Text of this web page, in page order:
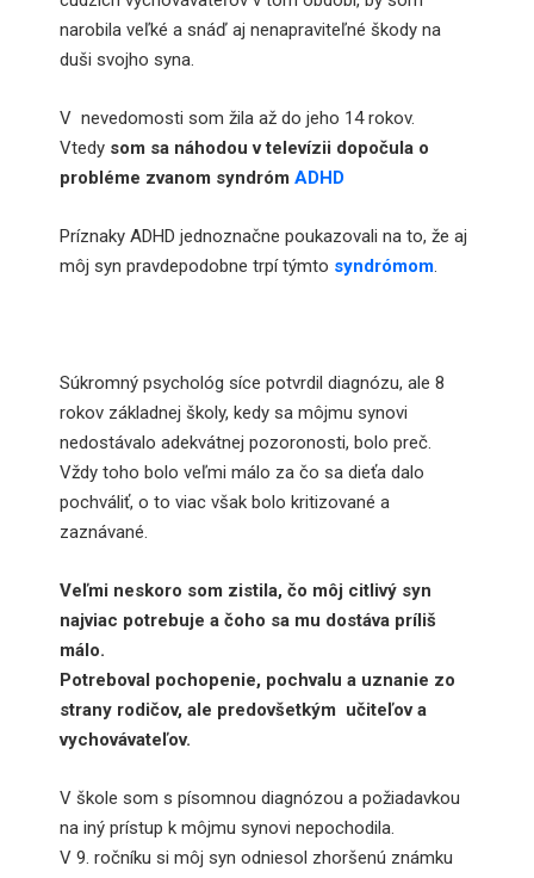
narobila veľké a snáď aj nenapraviteľné škody na
duši svojho syna.
V nevedomosti som žila až do jeho 14 rokov.
Vtedy som sa náhodou v televízii dopočula o
probléme zvanom syndróm ADHD
Príznaky ADHD jednoznačne poukazovali na to, že aj
môj syn pravdepodobne trpí týmto syndrómom.
Súkromný psychológ síce potvrdil diagnózu, ale 8
rokov základnej školy, kedy sa môjmu synovi
nedostávalo adekvátnej pozoronosti, bolo preč.
Vždy toho bolo veľmi málo za čo sa dieťa dalo
pochváliť, o to viac však bolo kritizované a
zaznávané.
Veľmi neskoro som zistila, čo môj citlivý syn
najviac potrebuje a čoho sa mu dostáva príliš
málo.
Potreboval pochopenie, pochvalu a uznanie zo
strany rodičov, ale predovšetkým učiteľov a
vychovávateľov.
V škole som s písomnou diagnózou a požiadavkou
na iný prístup k môjmu synovi nepochodila.
V 9. ročníku si môj syn odniesol zhoršenú známku